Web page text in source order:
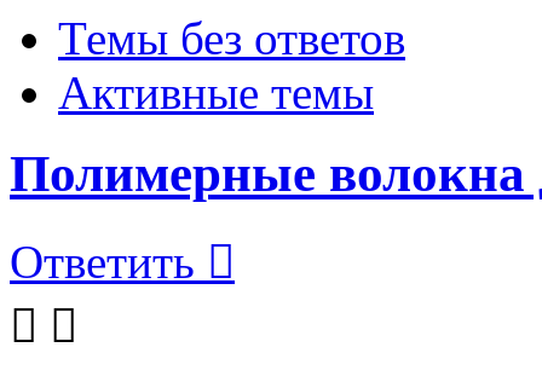
Темы без ответов
Активные темы
Полимерные волокна
Ответить